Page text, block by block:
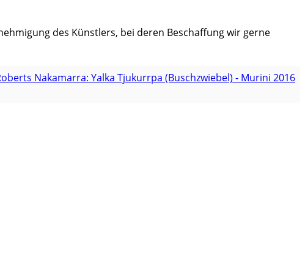
des Künstlers, bei deren Beschaffung wir gerne
Nakamarra: Yalka Tjukurrpa (Buschzwiebel) - Murini 2016